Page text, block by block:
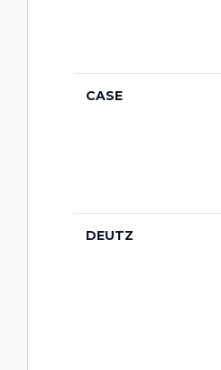
CASE
DEUTZ